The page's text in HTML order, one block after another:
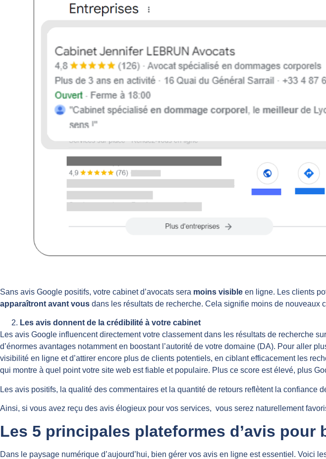
Sans avis Google positifs, votre cabinet d’avocats sera moins visible en ligne. Les clients
apparaîtront avant vous dans les résultats de recherche. Cela signifie moins de nouveaux
Les avis donnent de la crédibilité à votre cabinet
Les avis Google influencent directement votre classement dans les résultats de recherche
d’énormes avantages notamment en boostant l’autorité de votre domaine (DA). Pour aller
visibilité en ligne et d’attirer encore plus de clients potentiels, en ciblant efficacement les
qui montre à quel point votre site web est fiable et populaire. Plus ce score est élevé, plus
Les avis positifs, la qualité des commentaires et la quantité de retours reflètent la confiance
Ainsi, si vous avez reçu des avis élogieux pour vos services, vous serez naturellement
Les 5 principales plateformes d’avis
Dans le paysage numérique d’aujourd’hui, bien gérer vos avis en ligne est essentiel. Voici